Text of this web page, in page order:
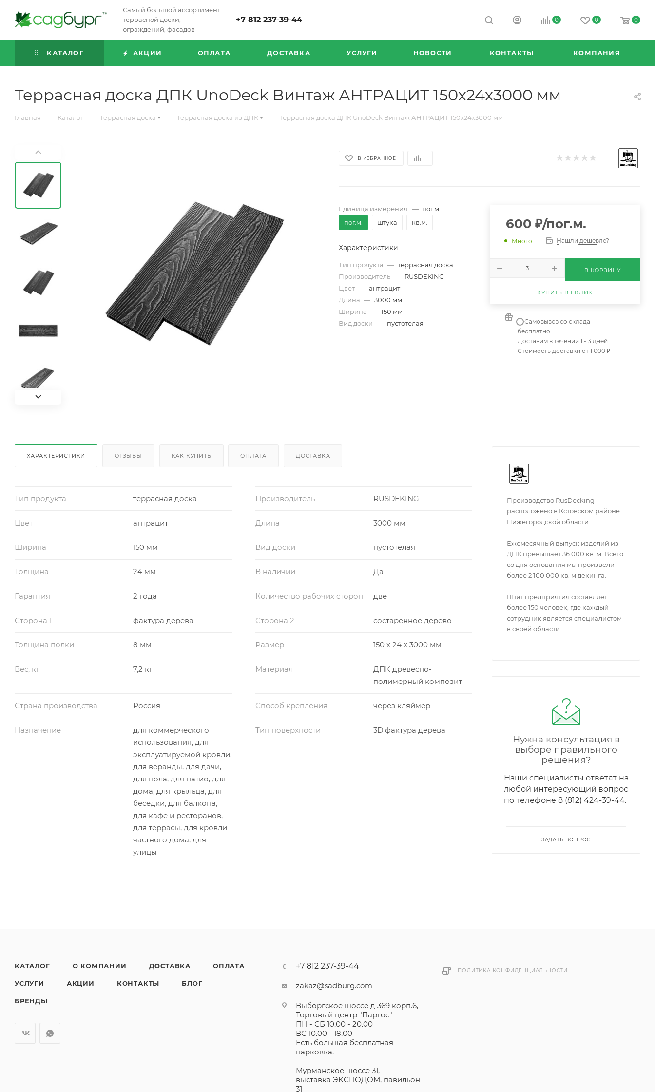
Самый большой ассортимент
террасной доски,
ограждений, фасадов
+7 812 237-39-44 0 0 0
КАТАЛОГ АКЦИИ ОПЛАТА ДОСТАВКА УСЛУГИ НОВОСТИ КОНТАКТЫ КОМПАНИЯ
Террасная доска ДПК UnoDeck Винтаж АНТРАЦИТ 150х24х3000 мм
Главная — Каталог — Террасная доска — Террасная доска из ДПК — Террасная доска ДПК UnoDeck Винтаж АНТРАЦИТ 150х24х3000 мм
В ИЗБРАННОЕ
Единица измерения — пог.м.
пог.м.
штука кв.м.
Характеристики
Тип продукта — террасная доска
Производитель — RUSDEKING
Цвет — антрацит
Длина — 3000 мм
Ширина — 150 мм
Вид доски — пустотелая
600 ₽/пог.м.
Много Нашли дешевле?
В КОРЗИНУ
КУПИТЬ В 1 КЛИК
Самовывоз со склада -
бесплатно
Доставим в течении 1 - 3 дней
Стоимость доставки от 1 000 ₽
ХАРАКТЕРИСТИКИ ОТЗЫВЫ КАК КУПИТЬ ОПЛАТА ДОСТАВКА
Тип продукта террасная доска Производитель RUSDEKING
Цвет антрацит Длина 3000 мм
Ширина 150 мм Вид доски пустотелая
Толщина 24 мм В наличии Да
Гарантия 2 года Количество рабочих сторон две
Сторона 1 фактура дерева Сторона 2 состаренное дерево
Толщина полки 8 мм Размер 150 х 24 х 3000 мм
Вес, кг 7,2 кг Материал
ДПК древесно-
полимерный композит
Страна производства Россия Способ крепления через кляймер
Назначение
для коммерческого
использования, для
эксплуатируемой кровли,
для веранды, для дачи,
для пола, для патио, для
дома, для крыльца, для
беседки, для балкона,
для кафе и ресторанов,
для террасы, для кровли
частного дома, для
улицы
Тип поверхности 3D фактура дерева
Производство RusDecking
расположено в Кстовском районе
Нижегородской области.
Ежемесячный выпуск изделий из
ДПК превышает 36 000 кв. м. Всего
со дня основания мы произвели
более 2 100 000 кв. м декинга.
Штат предприятия составляет
более 150 человек, где каждый
сотрудник является специалистом
в своей области.
Нужна консультация в
выборе правильного
решения?
Наши специалисты ответят на
любой интересующий вопрос
по телефонe 8 (812) 424-39-44.
ЗАДАТЬ ВОПРОС
КАТАЛОГ О КОМПАНИИ ДОСТАВКА ОПЛАТА
УСЛУГИ АКЦИИ КОНТАКТЫ БЛОГ
БРЕНДЫ
+7 812 237-39-44
zakaz@sadburg.com
Выборгское шоссе д 369 корп.6,
Торговый центр "Паргос"
ПН - СБ 10.00 - 20.00
ВС 10.00 - 18.00
Есть большая бесплатная
парковка.
Мурманское шоссе 31,
выставка ЭКСПОДОМ, павильон
31
ПОЛИТИКА КОНФИДЕНЦИАЛЬНОСТИ